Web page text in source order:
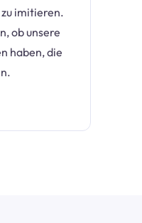
imitieren.
ob unsere
haben, die